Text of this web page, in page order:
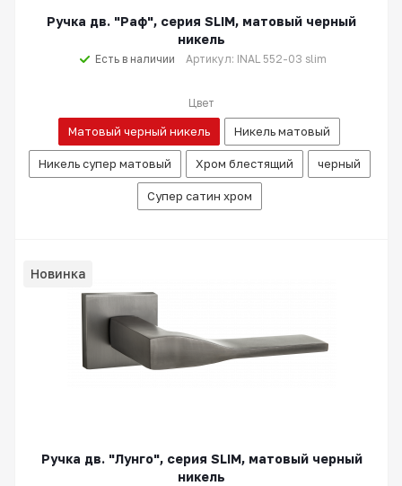
Ручка дв. "Раф", серия SLIM, матовый черный
никель
Есть в наличии Артикул: INAL 552-03 slim
Цвет
Матовый черный никель Никель матовый
Никель супер матовый Хром блестящий черный
Супер сатин хром
Новинка
Ручка дв. "Лунго", серия SLIM, матовый черный
никель